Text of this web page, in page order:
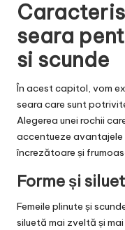
seara
si scunde
În acest capitol, vom
seara care sunt
Alegerea unei rochii
accentueze avantajele
încrezătoare și
Forme și
Femeile plinute și
siluetă mai zveltă și